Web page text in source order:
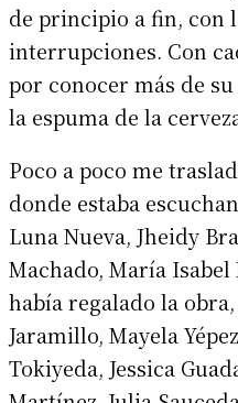
de principio a fin, con
interrupciones. Con
por conocer más de
la espuma de la
Poco a poco me
donde estaba
Luna Nueva, Jheidy
Machado, María Isabel
había regalado la
Jaramillo, Mayela
Tokiyeda, Jessica